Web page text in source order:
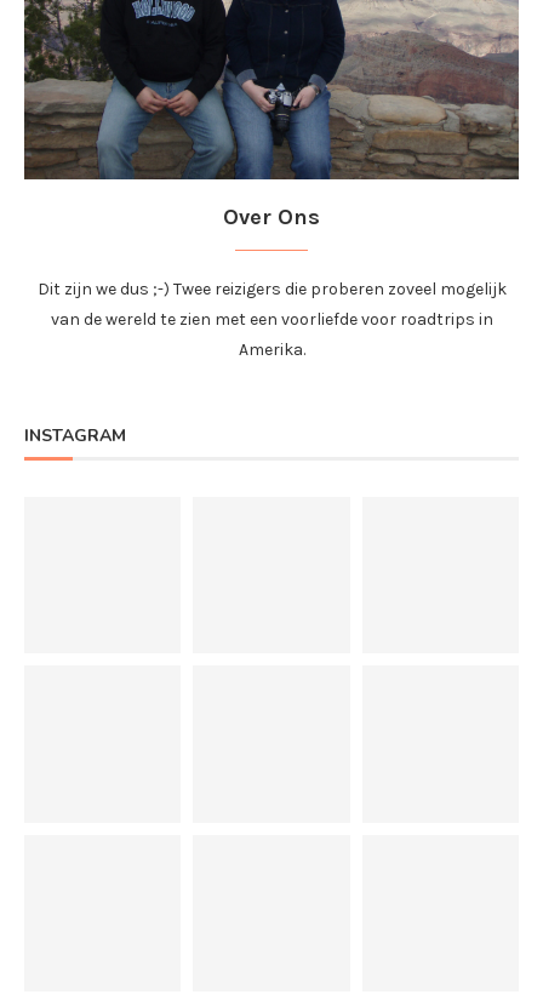
Over Ons
Dit zijn we dus ;-) Twee reizigers die proberen zoveel mogelijk
van de wereld te zien met een voorliefde voor roadtrips in
Amerika.
INSTAGRAM